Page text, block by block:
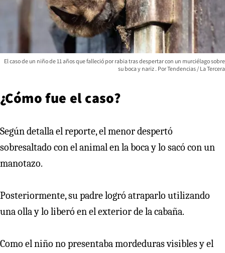
El caso de un niño de 11 años que falleció por rabia tras despertar con un murciélago sobre
su boca y nariz
Tendencias / La Tercera
¿Cómo fue el caso?
Según detalla el reporte, el menor despertó
sobresaltado con el animal en la boca y lo sacó con un
manotazo.
Posteriormente, su padre logró atraparlo utilizando
una olla y lo liberó en el exterior de la cabaña.
Como el niño no presentaba mordeduras visibles y el